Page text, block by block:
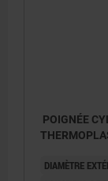
POIGNÉE
DIAMÈTRE